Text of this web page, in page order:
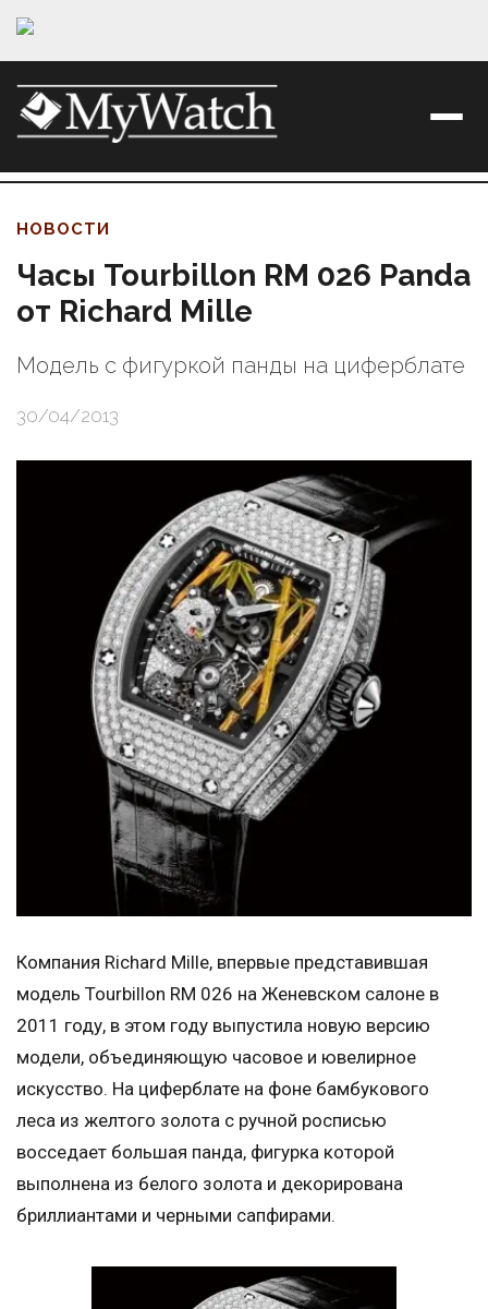
НОВОСТИ
Часы Tourbillon RM 026 Panda
от Richard Mille
Модель с фигуркой панды на циферблате
30/04/2013
Компания Richard Mille, впервые представившая
модель Tourbillon RM 026 на Женевском салоне в
2011 году, в этом году выпустила новую версию
модели, объединяющую часовое и ювелирное
искусство. На циферблате на фоне бамбукового
леса из желтого золота с ручной росписью
восседает большая панда, фигурка которой
выполнена из белого золота и декорирована
бриллиантами и черными сапфирами.